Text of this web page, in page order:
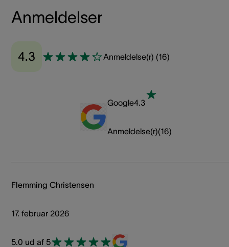
Anmeldelser
4.3 Anmeldelse(r) (16)
Google4.3
Anmeldelse(r)(16)
Flemming Christensen
17. februar 2026
5.0 ud af 5